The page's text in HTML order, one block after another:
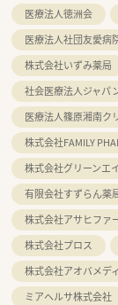
医療法人徳洲会
医療法人社団友愛病
株式会社いずみ薬局
社会医療法人ジャパ
医療法人篠原湘南ク
株式会社FAMILY
株式会社グリーンエ
有限会社すずらん薬
株式会社アサヒファ
株式会社プロス
株式会社アオバメデ
ミアヘルサ株式会社